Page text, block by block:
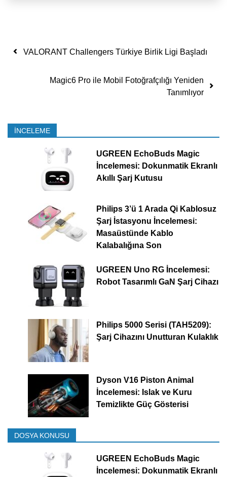
Yazı dolaşımı
VALORANT Challengers Türkiye Birlik Ligi Başladı
Magic6 Pro ile Mobil Fotoğrafçılığı Yeniden
Tanımlıyor
İNCELEME
UGREEN EchoBuds Magic
İncelemesi: Dokunmatik Ekranlı
Akıllı Şarj Kutusu
Philips 3’ü 1 Arada Qi Kablosuz
Şarj İstasyonu İncelemesi:
Masaüstünde Kablo
Kalabalığına Son
UGREEN Uno RG İncelemesi:
Robot Tasarımlı GaN Şarj Cihazı
Philips 5000 Serisi (TAH5209):
Şarj Cihazını Unutturan Kulaklık
Dyson V16 Piston Animal
İncelemesi: Islak ve Kuru
Temizlikte Güç Gösterisi
DOSYA KONUSU
UGREEN EchoBuds Magic
İncelemesi: Dokunmatik Ekranlı